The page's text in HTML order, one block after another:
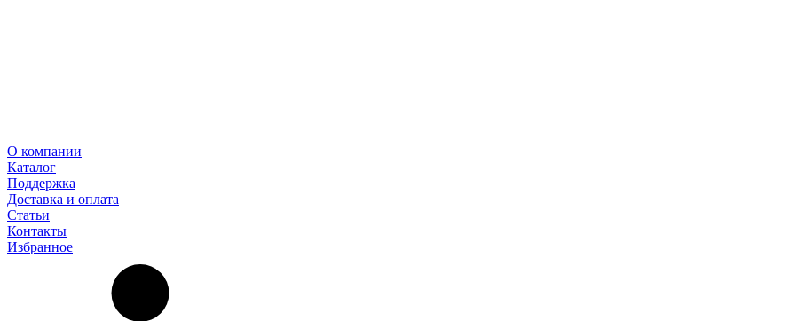
О компании
Каталог
Поддержка
Доставка и оплата
Статьи
Контакты
Избранное